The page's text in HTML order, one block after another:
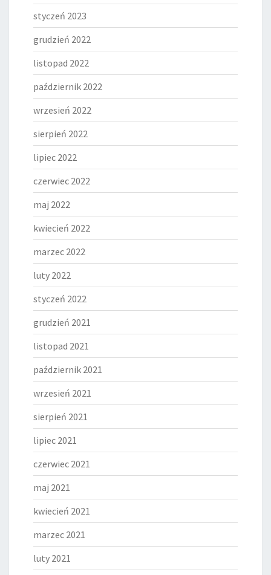
styczeń 2023
grudzień 2022
listopad 2022
październik 2022
wrzesień 2022
sierpień 2022
lipiec 2022
czerwiec 2022
maj 2022
kwiecień 2022
marzec 2022
luty 2022
styczeń 2022
grudzień 2021
listopad 2021
październik 2021
wrzesień 2021
sierpień 2021
lipiec 2021
czerwiec 2021
maj 2021
kwiecień 2021
marzec 2021
luty 2021